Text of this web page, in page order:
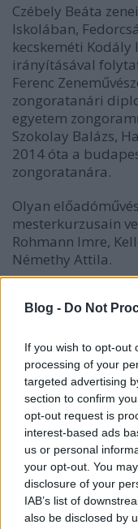
Blog - Do Not
If you wish to opt-out
processing of your
targeted advertising
section to confirm
opt-out request is
interest-based ads
us or personal
your opt-out. You
disclosure of your
IAB’s list of
also be disclosed by
Czébely Beáta
Iskolában,
kecskeméti Kodály
irányításával
Ferenc
zongoratanári
egyetem
Szokolay Balázs,
2014 óta a
zongoratanára.
Olyan
mesterkurzusain
Rohmann Imre,
Némethy Attila.
Idehaza a MÜPA
a Régi
hallhatta játékát a
országában -
valamint a
sikerrel
Részt vett a
Kamarazenei
jutalmazták. 2015
Nemzetközi